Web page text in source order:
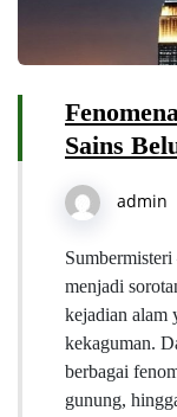
Sains
admin
menjadi
kejadian alam
kekaguman.
berbagai
gunung,